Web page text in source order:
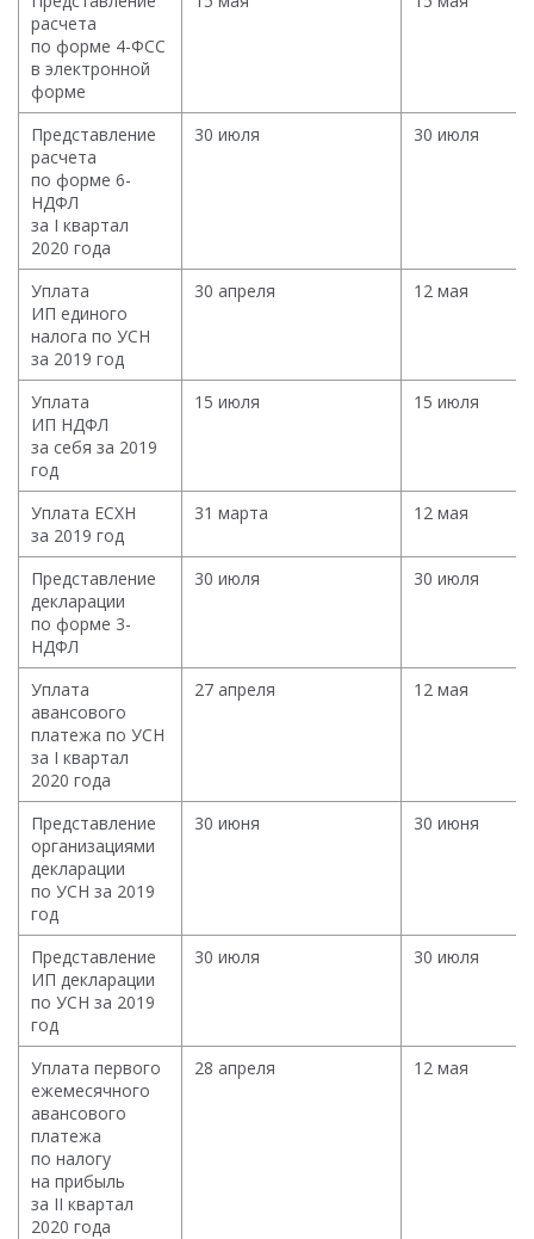
расчета
по форме 4-ФСС
в электронной
форме
Представление
расчета
по форме 6-
НДФЛ
за I квартал
2020 года
30 июля 30 июля
Уплата
ИП единого
налога по УСН
за 2019 год
30 апреля 12 мая
Уплата
ИП НДФЛ
за себя за 2019
год
15 июля 15 июля
Уплата ЕСХН
за 2019 год
31 марта 12 мая
Представление
декларации
по форме 3-
НДФЛ
30 июля 30 июля
Уплата
авансового
платежа по УСН
за I квартал
2020 года
27 апреля 12 мая
Представление
организациями
декларации
по УСН за 2019
год
30 июня 30 июня
Представление
ИП декларации
по УСН за 2019
год
30 июля 30 июля
Уплата первого
ежемесячного
авансового
платежа
по налогу
на прибыль
за II квартал
2020 года
28 апреля 12 мая